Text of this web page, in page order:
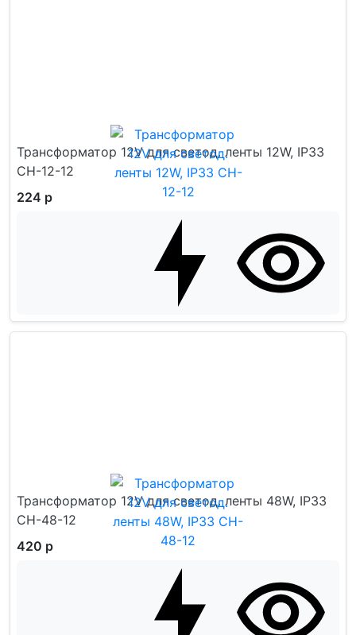
Трансформатор 12V для светод. ленты 12W, IP33
CH-12-12
224 р
Трансформатор 12V для светод. ленты 48W, IP33
CH-48-12
420 р